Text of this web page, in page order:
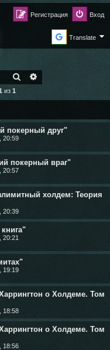
Вход
Регистрация
Translate
ПОИСК
из 1
покерный друг"
20:59
покерный враг"
20:57
холдем: Теория
20:39
20:21
19:19
о Холдеме. Том
18:58
о Холдеме. Том
18:56